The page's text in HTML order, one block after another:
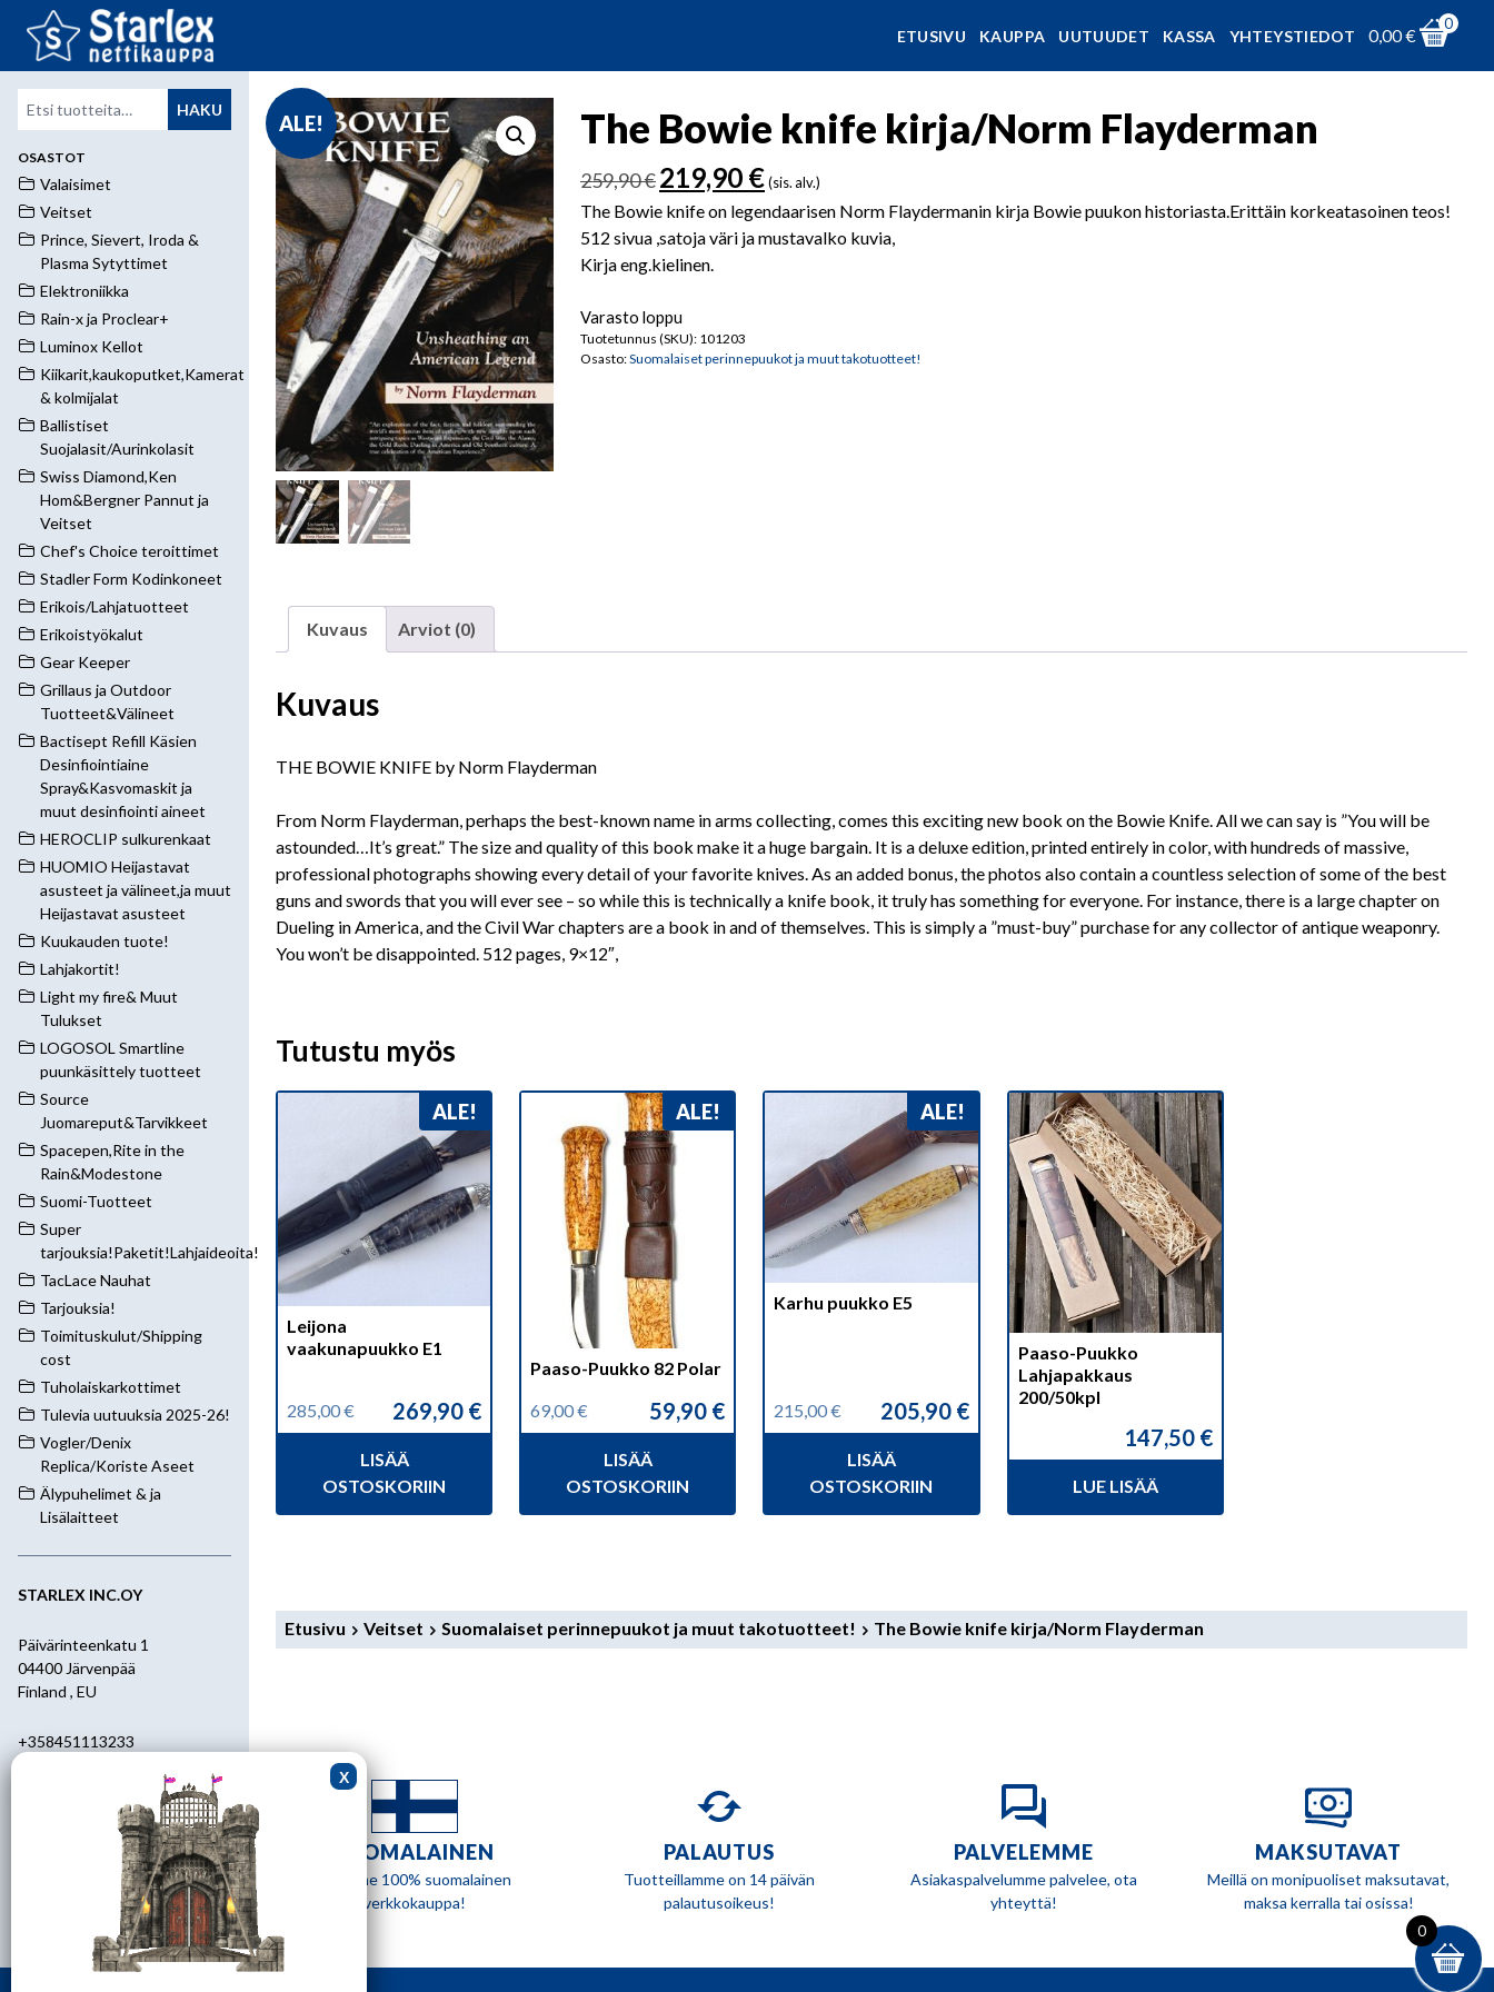
ETUSIVU KAUPPA UUTUUDET KASSA YHTEYSTIEDOT 0,00€
0
Etsi: HAKU
OSASTOT
Valaisimet
Veitset
Prince, Sievert, Iroda &
Plasma Sytyttimet
Elektroniikka
Rain-x ja Proclear+
Luminox Kellot
Kiikarit,kaukoputket,Kamerat
& kolmijalat
Ballistiset
Suojalasit/Aurinkolasit
Swiss Diamond,Ken
Hom&Bergner Pannut ja
Veitset
Chef's Choice teroittimet
Stadler Form Kodinkoneet
Erikois/Lahjatuotteet
Erikoistyökalut
Gear Keeper
Grillaus ja Outdoor
Tuotteet&Välineet
Bactisept Refill Käsien
Desinfiointiaine
Spray&Kasvomaskit ja
muut desinfiointi aineet
HEROCLIP sulkurenkaat
HUOMIO Heijastavat
asusteet ja välineet,ja muut
Heijastavat asusteet
Kuukauden tuote!
Lahjakortit!
Light my fire& Muut
Tulukset
LOGOSOL Smartline
puunkäsittely tuotteet
Source
Juomareput&Tarvikkeet
Spacepen,Rite in the
Rain&Modestone
Suomi-Tuotteet
Super
tarjouksia!Paketit!Lahjaideoita!
TacLace Nauhat
Tarjouksia!
Toimituskulut/Shipping
cost
Tuholaiskarkottimet
Tulevia uutuuksia 2025-26!
Vogler/Denix
Replica/Koriste Aseet
Älypuhelimet & ja
Lisälaitteet
STARLEX INC.OY
Päivärinteenkatu 1
04400 Järvenpää
Finland , EU
+358451113233
starlex@kolumbus.fi
Asiakaspalvelu
ark.klo 08.30-17.00
ALE! The Bowie knife kirja/Norm Flayderman
259,90€ Alkuperäinen
hinta
oli:
259,90 €.
219,90 €Nykyinen
hinta
on:
219,90 €.
(sis. alv.)
The Bowie knife on legendaarisen Norm Flaydermanin kirja Bowie puukon historiasta.Erittäin korkeatasoinen teos!
512 sivua ,satoja väri ja mustavalko kuvia,
Kirja eng.kielinen.
Varasto loppu
Tuotetunnus (SKU): 101203
Osasto:Suomalaiset perinnepuukot ja muut takotuotteet!
Kuvaus Arviot (0)
Kuvaus
THE BOWIE KNIFE by Norm Flayderman
From Norm Flayderman, perhaps the best-known name in arms collecting, comes this exciting new book on the Bowie Knife. All we can say is ”You will be
astounded…It’s great.” The size and quality of this book make it a huge bargain. It is a deluxe edition, printed entirely in color, with hundreds of massive,
professional photographs showing every detail of your favorite knives. As an added bonus, the photos also contain a countless selection of some of the best
guns and swords that you will ever see – so while this is technically a knife book, it truly has something for everyone. For instance, there is a large chapter on
Dueling in America, and the Civil War chapters are a book in and of themselves. This is simply a ”must-buy” purchase for any collector of antique weaponry.
You won’t be disappointed. 512 pages, 9×12″,
Tutustu myös
ALE!
Leijona
vaakunapuukko E1
285,00€
Alkuperäinen
285,00 €.
269,90 €
Nykyinen
269,90 €.
LISÄÄ
OSTOSKORIIN
ALE!
Paaso-Puukko 82 Polar
69,00€
Alkuperäinen
69,00 €.
59,90 €
Nykyinen
59,90 €.
LISÄÄ
OSTOSKORIIN
ALE!
Karhu puukko E5
215,00€
Alkuperäinen
215,00 €.
205,90 €
Nykyinen
205,90 €.
LISÄÄ
OSTOSKORIIN
Paaso-Puukko
Lahjapakkaus
200/50kpl
147,50 €
LUE LISÄÄ
Etusivu Veitset Suomalaiset perinnepuukot ja muut takotuotteet! The Bowie knife kirja/Norm Flayderman
SUOMALAINEN
Olemme 100% suomalainen
verkkokauppa!
PALAUTUS
Tuotteillamme on 14 päivän
palautusoikeus!
PALVELEMME
Asiakaspalvelumme palvelee, ota
yhteyttä!
MAKSUTAVAT
Meillä on monipuoliset maksutavat,
maksa kerralla tai osissa!
0